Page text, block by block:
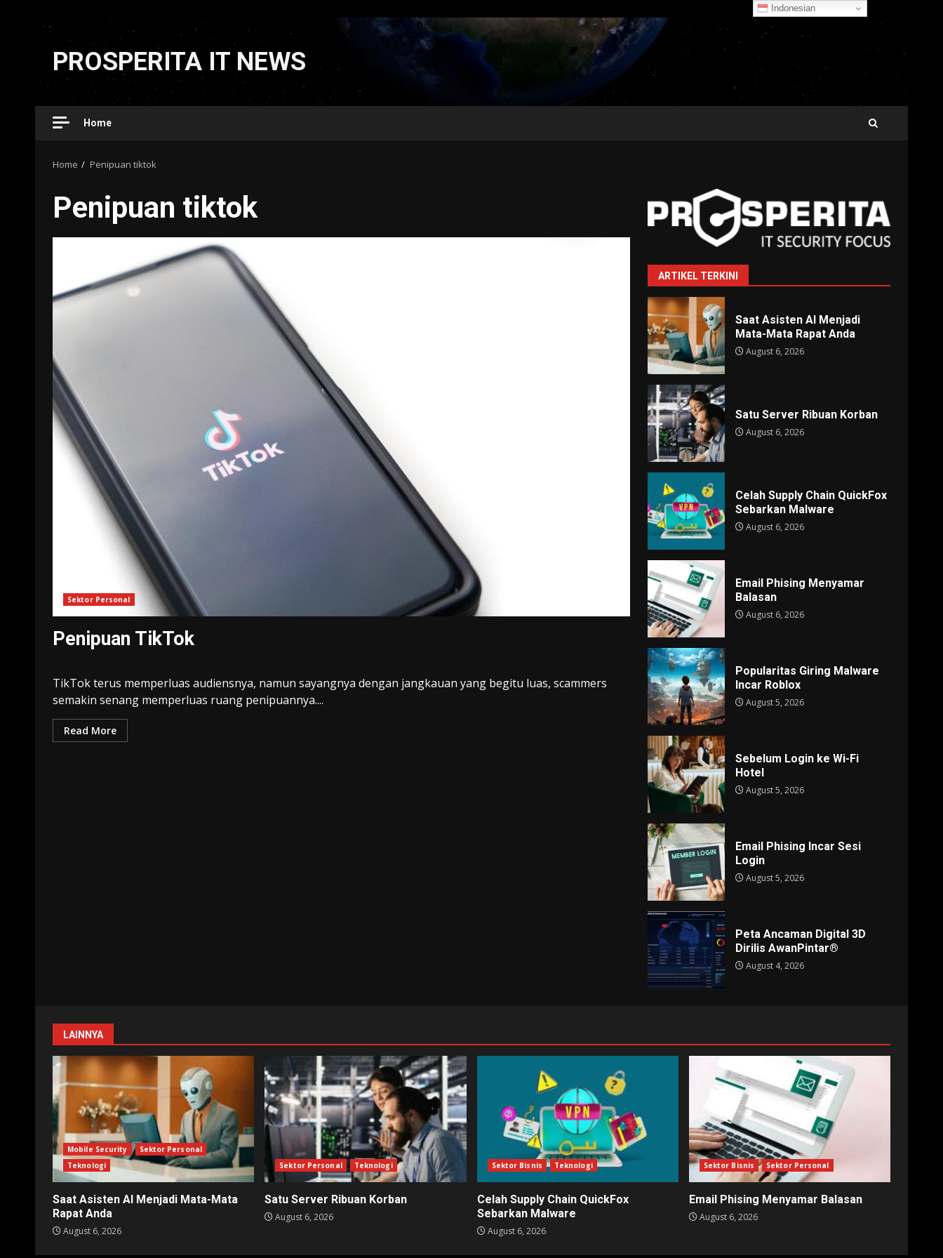
Skip
content
PROSPERITA IT NEWS
Home
Home Penipuan tiktok
Penipuan tiktok
Sektor Personal
Penipuan TikTok
TikTok terus memperluas audiensnya, namun sayangnya dengan jangkauan yang begitu luas, scammers
semakin senang memperluas ruang penipuannya....
Read More
ARTIKEL TERKINI
Saat Asisten AI Menjadi
Mata-Mata Rapat Anda
August 6, 2026
Satu Server Ribuan Korban
August 6, 2026
Celah Supply Chain QuickFox
Sebarkan Malware
August 6, 2026
Email Phising Menyamar
Balasan
August 6, 2026
Popularitas Giring Malware
Incar Roblox
August 5, 2026
Sebelum Login ke Wi-Fi
Hotel
August 5, 2026
Email Phising Incar Sesi
Login
August 5, 2026
Peta Ancaman Digital 3D
Dirilis AwanPintar®
August 4, 2026
LAINNYA
Mobile Security
Sektor Personal
Teknologi
Saat Asisten AI Menjadi Mata-Mata
Rapat Anda
August 6, 2026
Sektor Personal Teknologi
Satu Server Ribuan Korban
August 6, 2026
Sektor Bisnis Teknologi
Celah Supply Chain QuickFox
Sebarkan Malware
August 6, 2026
Sektor Bisnis Sektor Personal
Email Phising Menyamar Balasan
August 6, 2026
Indonesian